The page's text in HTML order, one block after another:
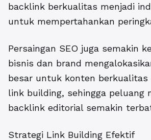
backlink berkualitas menjadi
untuk mempertahankan
Persaingan SEO juga semakin
bisnis dan brand
besar untuk konten
link building, sehingga peluang
backlink editorial semakin
Strategi Link Building Efektif